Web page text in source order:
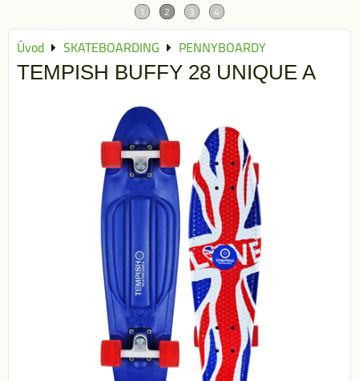
Úvod SKATEBOARDING PENNYBOARDY
TEMPISH BUFFY 28 UNIQUE A